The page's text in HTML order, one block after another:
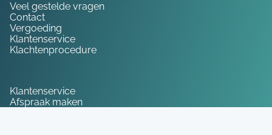
Veel gestelde vragen
Contact
Vergoeding
Klantenservice
Klachtenprocedure
Klantenservice
Afspraak maken